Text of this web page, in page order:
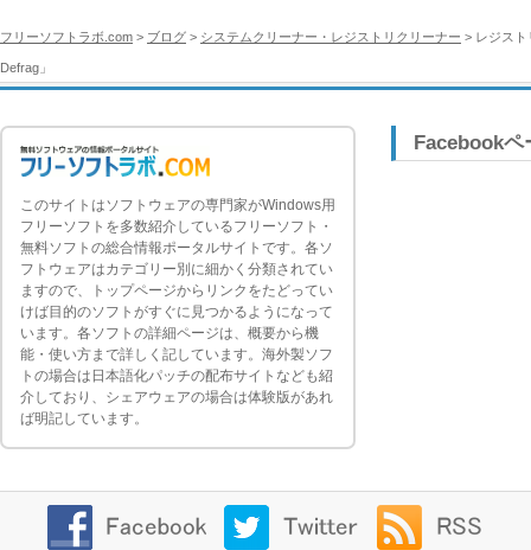
フリーソフトラボ.com > ブログ > システムクリーナー・レジストリクリーナー > レジス
Defrag」
このサイトはソフトウェアの専門家がWindows用
フリーソフトを多数紹介しているフリーソフト・
無料ソフトの総合情報ポータルサイトです。各ソ
フトウェアはカテゴリー別に細かく分類されてい
ますので、トップページからリンクをたどってい
けば目的のソフトがすぐに見つかるようになって
います。各ソフトの詳細ページは、概要から機
能・使い方まで詳しく記しています。海外製ソフ
トの場合は日本語化パッチの配布サイトなども紹
介しており、シェアウェアの場合は体験版があれ
ば明記しています。
Facebookペ